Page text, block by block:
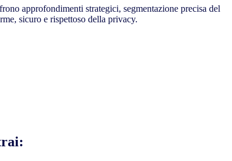
approfondimenti strategici, segmentazione precisa del
sicuro e rispettoso della privacy.